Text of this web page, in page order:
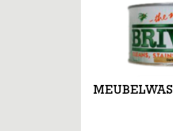
MEUBELWAS